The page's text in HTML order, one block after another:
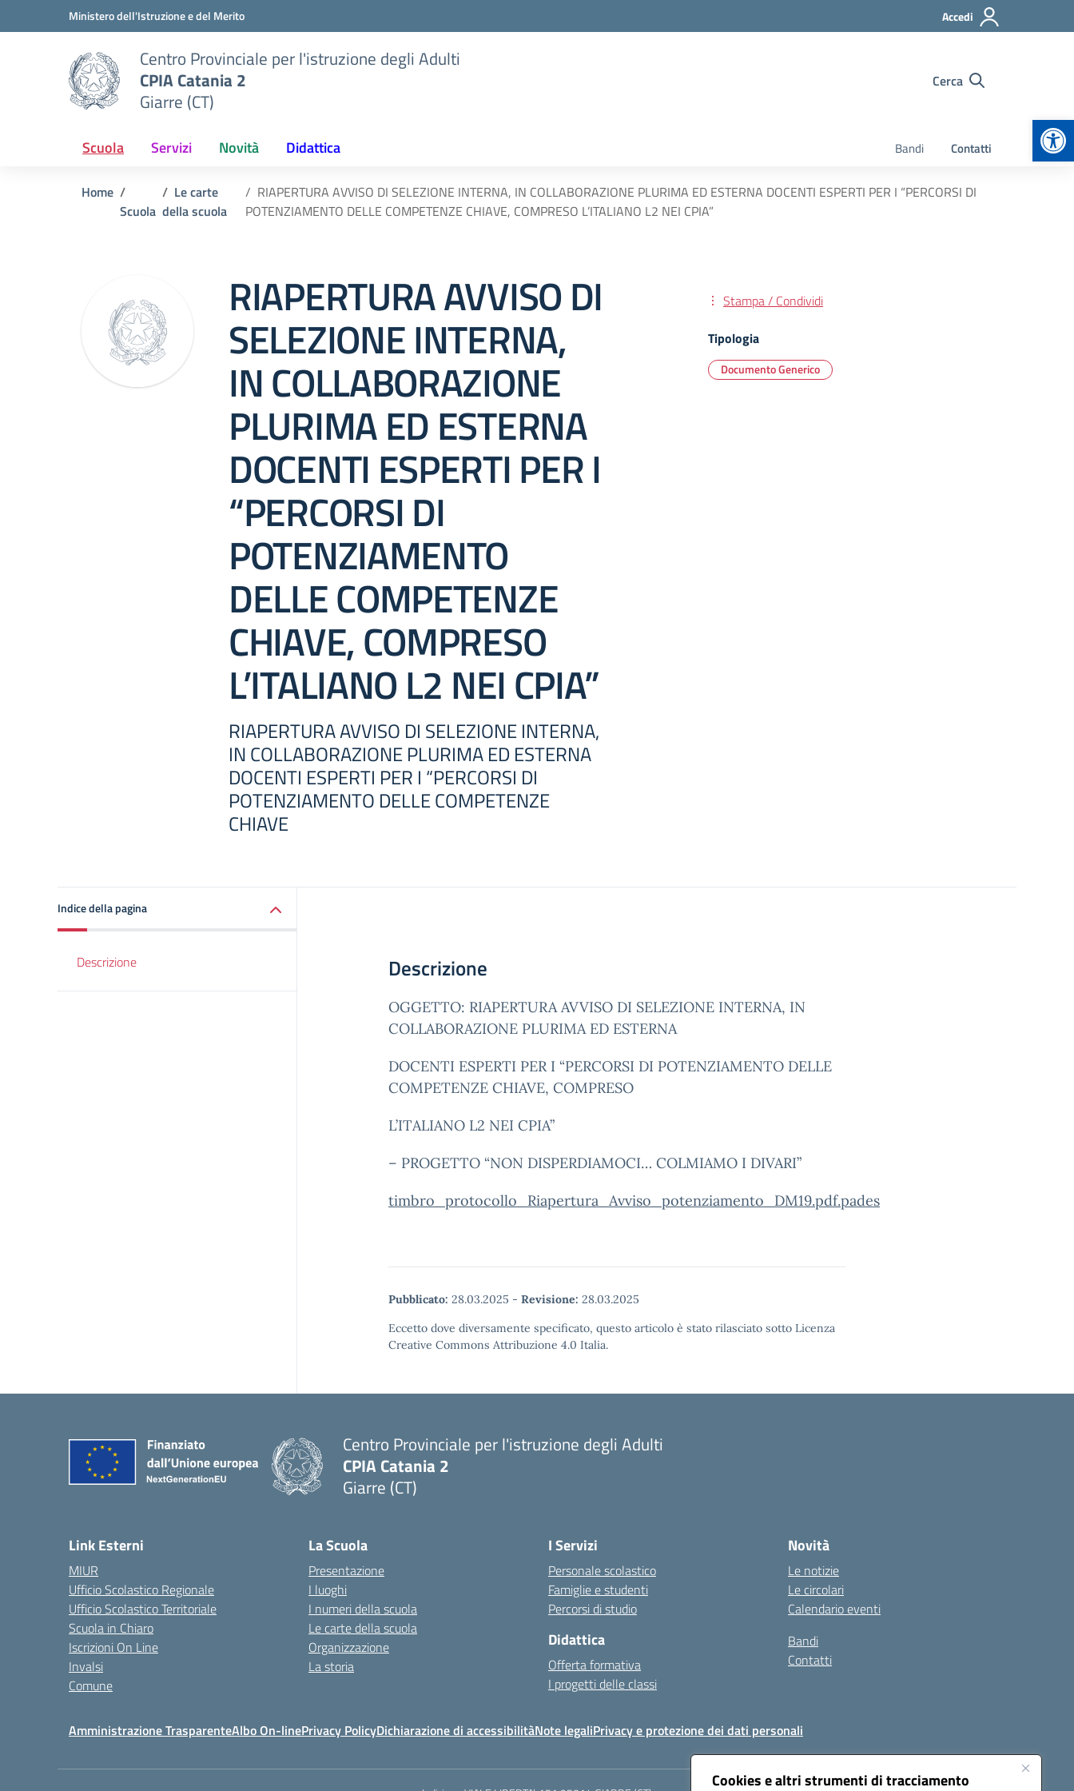
Cookies e altri strumenti di tracciamento
Vai ai contenuti
Vai al menu di navigazioneMinistero dell'Istruzione e del Merito Accedi
Centro Provinciale per l'istruzione degli Adulti
CPIA Catania 2
Giarre (CT)
Cerca
Scuola Servizi Novità Didattica Bandi Contatti
Home
Scuola
Le carte
della scuola
RIAPERTURA AVVISO DI SELEZIONE INTERNA, IN COLLABORAZIONE PLURIMA ED ESTERNA DOCENTI ESPERTI PER I “PERCORSI DI
POTENZIAMENTO DELLE COMPETENZE CHIAVE, COMPRESO L’ITALIANO L2 NEI CPIA”
RIAPERTURA AVVISO DI
SELEZIONE INTERNA,
IN COLLABORAZIONE
PLURIMA ED ESTERNA
DOCENTI ESPERTI PER I
“PERCORSI DI
POTENZIAMENTO
DELLE COMPETENZE
CHIAVE, COMPRESO
L’ITALIANO L2 NEI CPIA”
RIAPERTURA AVVISO DI SELEZIONE INTERNA,
IN COLLABORAZIONE PLURIMA ED ESTERNA
DOCENTI ESPERTI PER I “PERCORSI DI
POTENZIAMENTO DELLE COMPETENZE
CHIAVE
Stampa / Condividi
Tipologia
Documento Generico
Indice della pagina
Descrizione Descrizione
OGGETTO: RIAPERTURA AVVISO DI SELEZIONE INTERNA, IN
COLLABORAZIONE PLURIMA ED ESTERNA
DOCENTI ESPERTI PER I “PERCORSI DI POTENZIAMENTO DELLE
COMPETENZE CHIAVE, COMPRESO
L’ITALIANO L2 NEI CPIA”
– PROGETTO “NON DISPERDIAMOCI… COLMIAMO I DIVARI”
timbro_protocollo_Riapertura_Avviso_potenziamento_DM19.pdf.pades
Pubblicato: 28.03.2025 - Revisione: 28.03.2025
Eccetto dove diversamente specificato, questo articolo è stato rilasciato sotto Licenza
Creative Commons Attribuzione 4.0 Italia.
Centro Provinciale per l'istruzione degli Adulti
CPIA Catania 2
Giarre (CT)
Link Esterni
MIUR
Ufficio Scolastico Regionale
Ufficio Scolastico Territoriale
Scuola in Chiaro
Iscrizioni On Line
Invalsi
Comune
La Scuola
Presentazione
I luoghi
I numeri della scuola
Le carte della scuola
Organizzazione
La storia
I Servizi
Personale scolastico
Famiglie e studenti
Percorsi di studio
Didattica
Offerta formativa
I progetti delle classi
Novità
Le notizie
Le circolari
Calendario eventi
Bandi
Contatti
Amministrazione TrasparenteAlbo On-linePrivacy PolicyDichiarazione di accessibilitàNote legaliPrivacy e protezione dei dati personali